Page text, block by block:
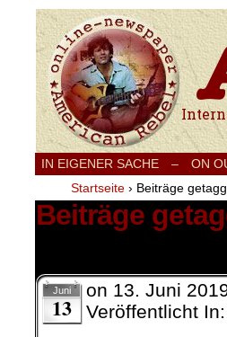
IN EIGENER SACHE – ON
Startseite › Beiträge
Beiträge
Juni
13
on 13. Juni
Veröffentlicht In: